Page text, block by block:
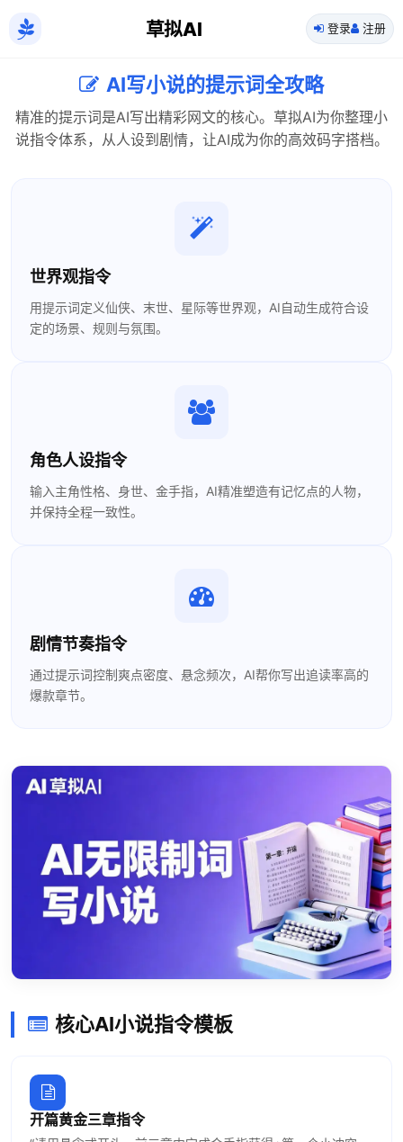
草拟AI 登录 注册
AI写小说的提示词全攻略
精准的提示词是AI写出精彩网文的核心。草拟AI为你整理小
说指令体系，从人设到剧情，让AI成为你的高效码字搭档。
世界观指令
用提示词定义仙侠、末世、星际等世界观，AI自动生成符合设
定的场景、规则与氛围。
角色人设指令
输入主角性格、身世、金手指，AI精准塑造有记忆点的人物，
并保持全程一致性。
剧情节奏指令
通过提示词控制爽点密度、悬念频次，AI帮你写出追读率高的
爆款章节。
核心AI小说指令模板
开篇黄金三章指令